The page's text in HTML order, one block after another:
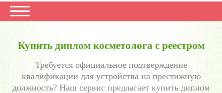
Купить диплом косметолога с реестром
Требуется официальное подтверждение
квалификации для устройства на престижную
должность? Наш сервис предлагает купить диплом